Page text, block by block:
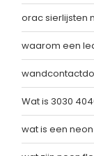
orac sierlijsten
waarom een
Wat is 3030
wat is een